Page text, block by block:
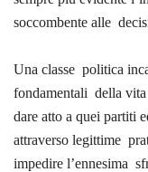
soccombente alle
Una classe politica
fondamentali della
dare atto a quei partiti
attraverso legittime
impedire l’ennesima